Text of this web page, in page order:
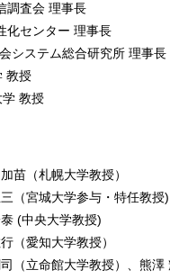
調査会 理事長
化センター 理事長
システム総合研究所 理事長
教授
教授
苗（札幌大学教授）
（宮城大学参与・特任教授
(中央大学教授)
（愛知大学教授）
（立命館大学教授）、熊